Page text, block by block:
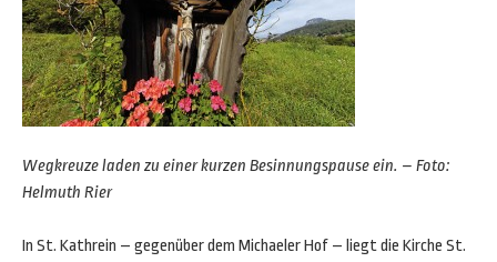
Wegkreuze laden zu einer kurzen Besinnungspause ein. – Foto:
Helmuth Rier
In St. Kathrein – gegenüber dem Michaeler Hof – liegt die Kirche St.